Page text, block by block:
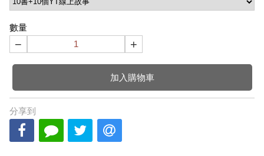
數量
− +
加入購物車
分享到